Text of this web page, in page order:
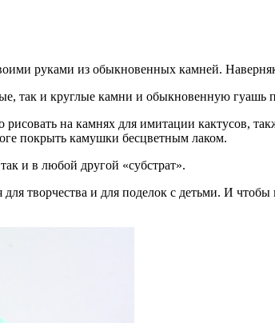
руками из обыкновенных камней.
так и круглые камни и обыкновенную гуашь
на камнях для имитации кактусов,
покрыть камушки бесцветным лаком.
и в любой другой «субстрат».
для творчества и для поделок с детьми. И